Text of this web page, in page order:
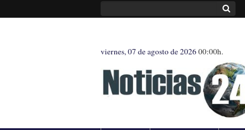
viernes, 07 de agosto de 202600:00h.